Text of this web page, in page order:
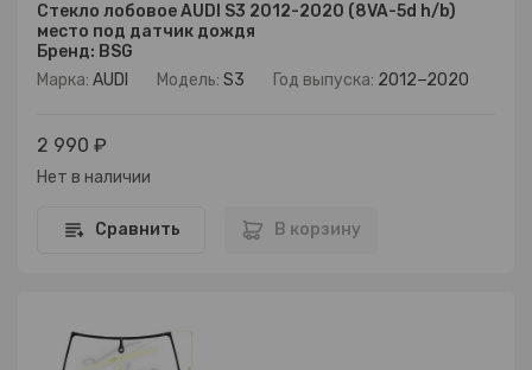
Стекло лобовое AUDI S3 2012-2020 (8VA-5d h/b)
место под датчик дождя
Бренд: BSG
Марка: AUDI Модель: S3 Год выпуска: 2012−2020
2 990 ₽
Нет в наличии
Сравнить В корзину